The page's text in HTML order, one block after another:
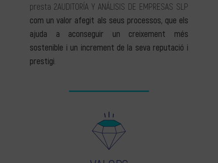
presta 2AUDITORÍA Y ANÁLISIS DE EMPRESAS SLP
com un valor afegit als seus processos, que els
ajuda a aconseguir un creixement més
sostenible i un increment de la seva reputació i
prestigi.